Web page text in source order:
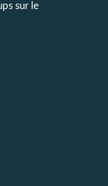
sur le